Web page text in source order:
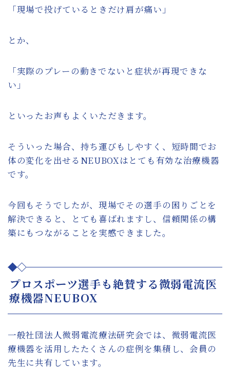
「現場で投げているときだけ肩が痛い」
とか、
「実際のプレーの動きでないと症状が再現できな
い」
といったお声もよくいただきます。
そういった場合、持ち運びもしやすく、短時間でお
体の変化を出せるNEUBOXはとても有効な治療機器
です。
今回もそうでしたが、現場でその選手の困りごとを
解決できると、とても喜ばれますし、信頼関係の構
築にもつながることを実感できました。
プロスポーツ選手も絶賛する微弱電流医
療機器NEUBOX
一般社団法人微弱電流療法研究会では、微弱電流医
療機器を活用したたくさんの症例を集積し、会員の
先生に共有しています。